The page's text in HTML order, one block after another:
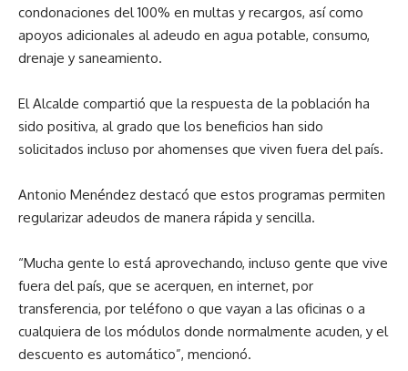
condonaciones del 100% en multas y recargos, así como
apoyos adicionales al adeudo en agua potable, consumo,
drenaje y saneamiento.
El Alcalde compartió que la respuesta de la población ha
sido positiva, al grado que los beneficios han sido
solicitados incluso por ahomenses que viven fuera del país.
Antonio Menéndez destacó que estos programas permiten
regularizar adeudos de manera rápida y sencilla.
“Mucha gente lo está aprovechando, incluso gente que vive
fuera del país, que se acerquen, en internet, por
transferencia, por teléfono o que vayan a las oficinas o a
cualquiera de los módulos donde normalmente acuden, y el
descuento es automático”, mencionó.